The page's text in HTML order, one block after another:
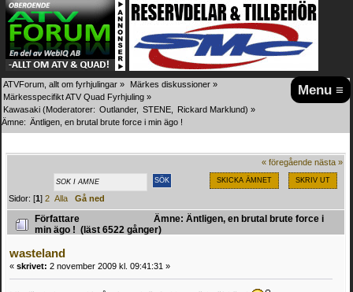
Menu ≡
ATVForum, allt om fyrhjulingar » Märkes diskussioner »
Märkesspecifikt ATV Quad Fyrhjuling »
Kawasaki (Moderatorer: Outlander, STENE Rickard Marklund) »
Ämne: Äntligen, en brutal brute force i min ägo !
« föregående nästa »
SKICKA ÄMNET SKRIV UT
Sidor: [1]2 Alla Gå ned
Författare
Ämne: Äntligen, en brutal brute force i
min ägo ! (läst 6522 gånger)
wasteland
« skrivet: 2 november 2009 kl. 09:41:31 »